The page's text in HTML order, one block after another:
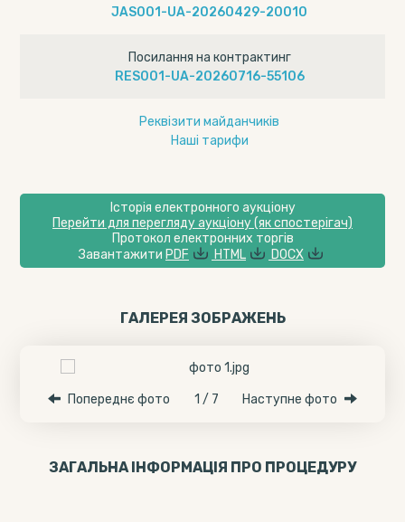
JAS001-UA-20260429-20010
Посилання на контрактинг
RES001-UA-20260716-55106
Реквізити майданчиків
Наші тарифи
Історія електронного аукціону
Перейти для перегляду аукціону (як спостерігач)
Протокол електронних торгів
Завантажити PDF HTML DOCX
ГАЛЕРЕЯ ЗОБРАЖЕНЬ
Попереднє фото 1 / 7 Наступне фото
ЗАГАЛЬНА ІНФОРМАЦІЯ ПРО ПРОЦЕДУРУ